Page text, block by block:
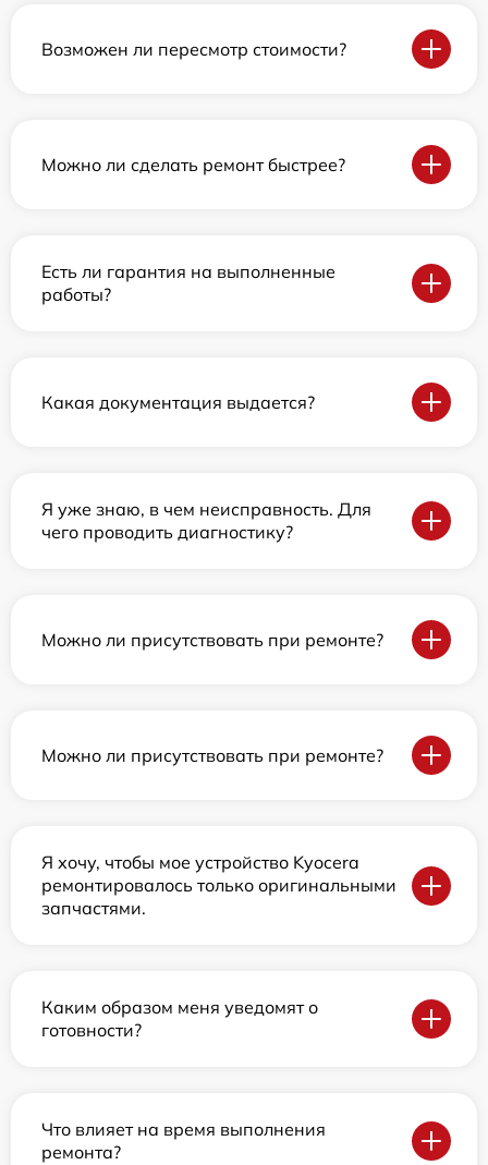
Возможен ли пересмотр стоимости?
Можно ли сделать ремонт быстрее?
Есть ли гарантия на выполненные
работы?
Какая документация выдается?
Я уже знаю, в чем неисправность. Для
чего проводить диагностику?
Можно ли присутствовать при ремонте?
Можно ли присутствовать при ремонте?
Я хочу, чтобы мое устройство Kyocera
ремонтировалось только оригинальными
запчастями.
Каким образом меня уведомят о
готовности?
Что влияет на время выполнения
ремонта?